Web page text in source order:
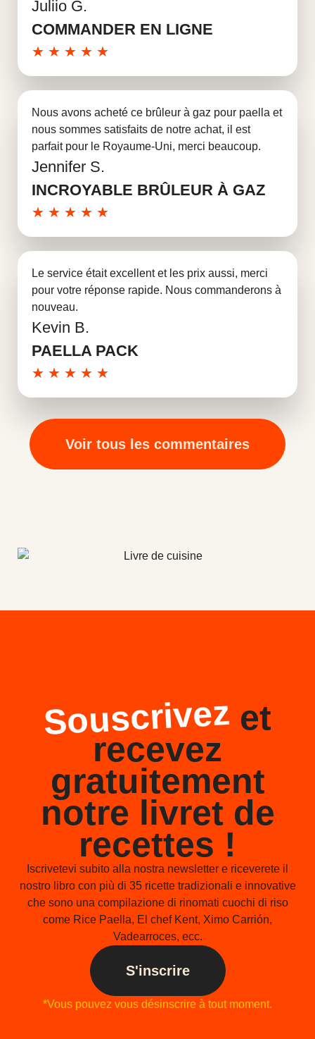
Juliio G.
COMMANDER EN LIGNE
★ ★ ★ ★ ★
Nous avons acheté ce brûleur à gaz pour paella et
nous sommes satisfaits de notre achat, il est
parfait pour le Royaume-Uni, merci beaucoup.
Jennifer S.
INCROYABLE BRÛLEUR À GAZ
★ ★ ★ ★ ★
Le service était excellent et les prix aussi, merci
pour votre réponse rapide. Nous commanderons à
nouveau.
Kevin B.
PAELLA PACK
★ ★ ★ ★ ★
Voir tous les commentaires
Souscrivez et
recevez
gratuitement
notre livret de
recettes !
Iscrivetevi subito alla nostra newsletter e riceverete il
nostro libro con più di 35 ricette tradizionali e innovative
che sono una compilazione di rinomati cuochi di riso
come Rice Paella, El chef Kent, Ximo Carrión,
Vadearroces, ecc.
S'inscrire
*Vous pouvez vous désinscrire à tout moment.